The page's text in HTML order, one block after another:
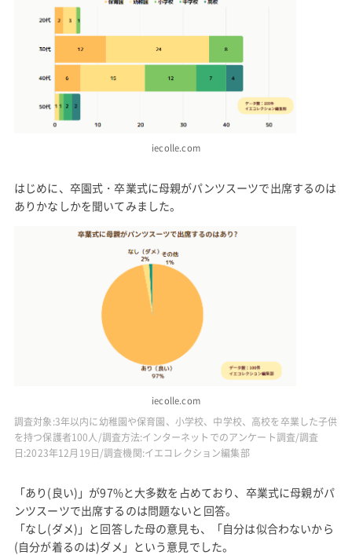
iecolle.com
はじめに、卒園式・卒業式に母親がパンツスーツで出席するのは
ありかなしかを聞いてみました。
iecolle.com
調査対象:3年以内に幼稚園や保育園、小学校、中学校、高校を卒業した子供
を持つ保護者100人/調査方法:インターネットでのアンケート調査/調査
日:2023年12月19日/調査機関:イエコレクション編集部
「あり(良い)」が97%と大多数を占めており、卒業式に母親がパ
ンツスーツで出席するのは問題ないと回答。
「なし(ダメ)」と回答した母の意見も、「自分は似合わないから
(自分が着るのは)ダメ」という意見でした。